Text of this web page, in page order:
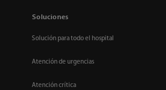
Soluciones
Solución para todo el hospital
Atención de urgencias
Atención crítica